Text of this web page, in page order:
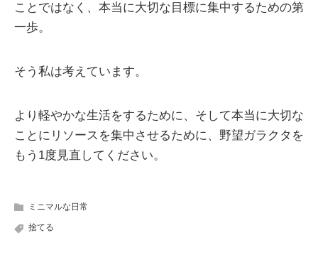
ことではなく、本当に大切な目標に集中するための第
一歩。
そう私は考えています。
より軽やかな生活をするために、そして本当に大切な
ことにリソースを集中させるために、野望ガラクタを
もう1度見直してください。
ミニマルな日常
捨てる